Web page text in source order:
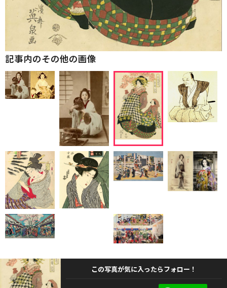
記事内のその他の画像
この写真が気に入ったらフォロー！